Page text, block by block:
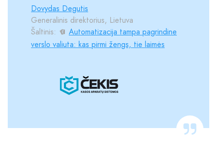
Dovydas Degutis
Generalinis direktorius, Lietuva
Šaltinis:
Automatizacija tampa pagrindine
verslo valiuta: kas pirmi žengs, tie laimės